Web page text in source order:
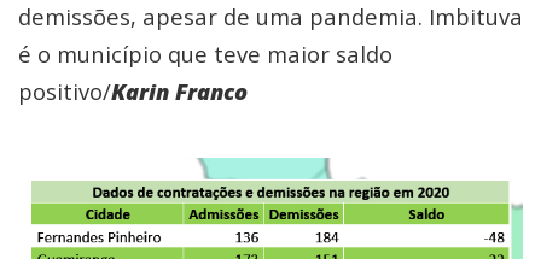
demissões, apesar de uma pandemia. Imbituva
é o município que teve maior saldo
positivo/Karin Franco